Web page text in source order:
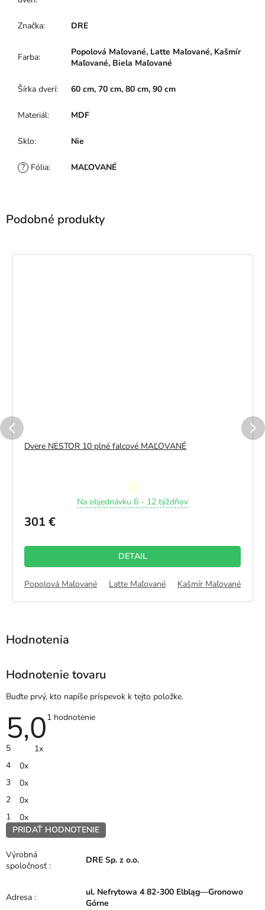
Značka: DRE
Farba:
Popolová Maľované, Latte Maľované, Kašmír
Maľované, Biela Maľované
Šírka dverí: 60 cm, 70 cm, 80 cm, 90 cm
Materiál: MDF
Sklo: Nie
? Fólia: MAĽOVANÉ
Biela Maľované
Dvere NESTOR 10 plné falcové MAĽOVANÉ
hodnotenie
z
5
hviezdičiek.
Na objednávku 6 - 12 týždňov
301 €
DETAIL
Popolová Maľované Latte Maľované Kašmír Maľované
Hodnotenie tovaru
Buďte prvý, kto napíše príspevok k tejto položke.
5,0Priemerné
1 hodnotenie
5
1x
4
0x
3
0x
2
0x
1
0x
PRIDAŤ HODNOTENIE
V
ý
p
h
Výrobná
spoločnosť :
DRE Sp. z o.o.
Adresa :
ul. Nefrytowa 4 82-300 Elbląg—Gronowo
Górne